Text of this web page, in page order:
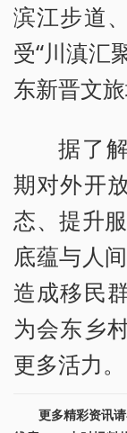
滨江步道
受“川滇汇
东新晋文
据了
期对外开
态、提升
底蕴与人
造成移民
为会东乡
更多活力
更多精彩资讯